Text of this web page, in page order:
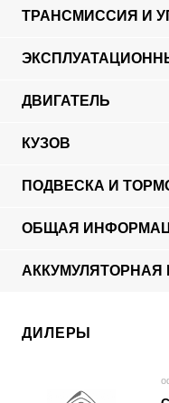
ТРАНСМИССИЯ И
ДВИГАТЕЛЬ
КУЗОВ
ПОДВЕСКА И
ОБЩАЯ
АККУМУЛЯТОРНАЯ
ДИЛЕРЫ